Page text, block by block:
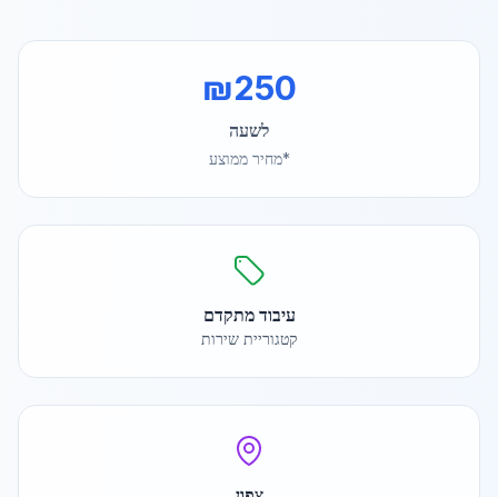
₪250
לשעה
*מחיר ממוצע
עיבוד מתקדם
קטגוריית שירות